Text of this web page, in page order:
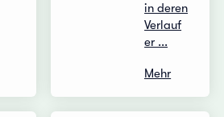
in deren
Verlauf
er ...
Mehr